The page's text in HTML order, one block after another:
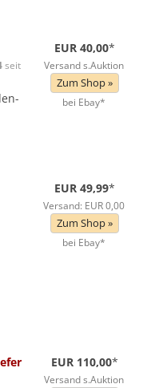
seit
EUR 40,00*
Versand s.Auktion
Zum Shop »
bei Ebay*
EUR 49,99*
Versand: EUR 0,00
Zum Shop »
bei Ebay*
EUR 110,00*
Versand s.Auktion